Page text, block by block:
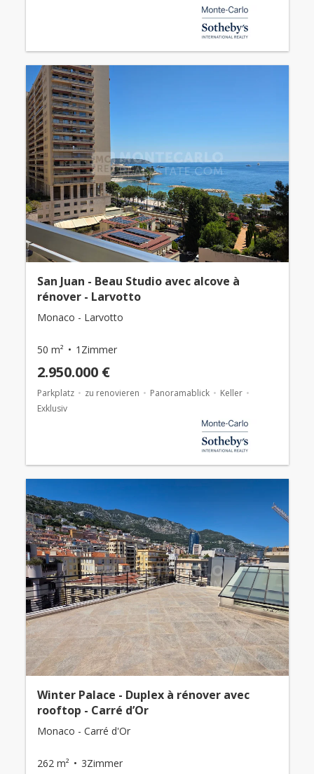
San Juan - Beau Studio avec alcove à
rénover - Larvotto
Monaco - Larvotto
50 m² 1Zimmer
2.950.000 €
Parkplatz zu renovieren Panoramablick
Keller
Exklusiv
Winter Palace - Duplex à rénover avec
rooftop - Carré d’Or
Monaco - Carré d'Or
262 m² 3Zimmer